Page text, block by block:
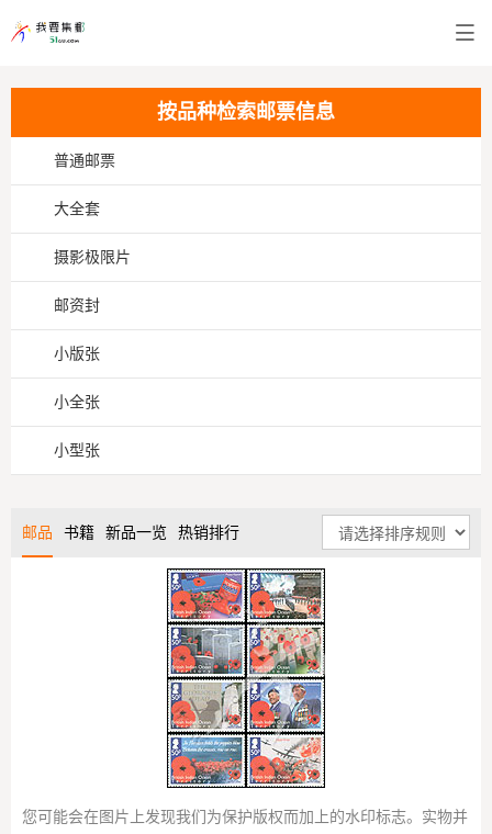
按品种检索邮票信息
普通邮票
大全套
摄影极限片
邮资封
小版张
小全张
小型张
邮品 书籍 新品一览 热销排行
您可能会在图片上发现我们为保护版权而加上的水印标志。实物并